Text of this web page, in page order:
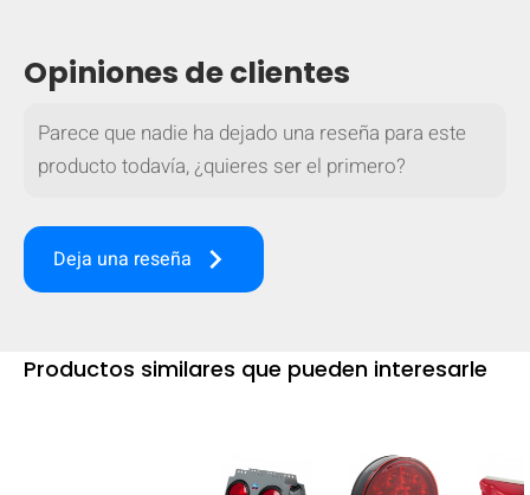
Comparar
[MISSING:
mobile_display_warn Please
turn your phone to ]
Opiniones de clientes
Parece que nadie ha dejado una reseña para este
producto todavía, ¿quieres ser el primero?
Deja una reseña keyboard_arrow_right
Productos similares que pueden interesarle